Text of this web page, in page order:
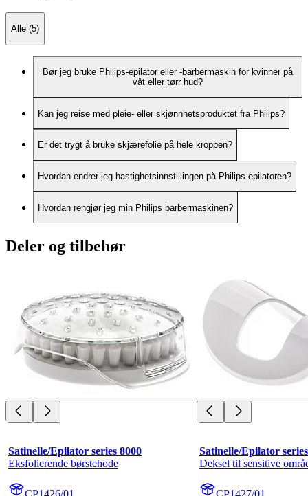
Alle (5)
Bør jeg bruke Philips-epilator eller -barbermaskin for kvinner på
våt eller tørr hud?
Kan jeg reise med pleie- eller skjønnhetsproduktet fra Philips?
Er det trygt å bruke skjærefolie på hele kroppen?
Hvordan endrer jeg hastighetsinnstillingen på Philips-epilatoren?
Hvordan rengjør jeg min Philips barbermaskinen?
Deler og tilbehør
Satinelle/Epilator series 8000
Eksfolierende børstehode
CP1426/01
Satinelle/Epilator
Deksel til sensitive
CP1427/01